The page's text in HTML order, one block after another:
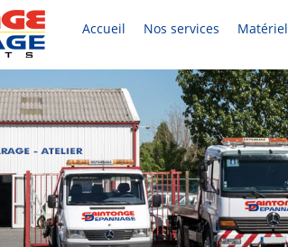
Accueil Nos services Matériel